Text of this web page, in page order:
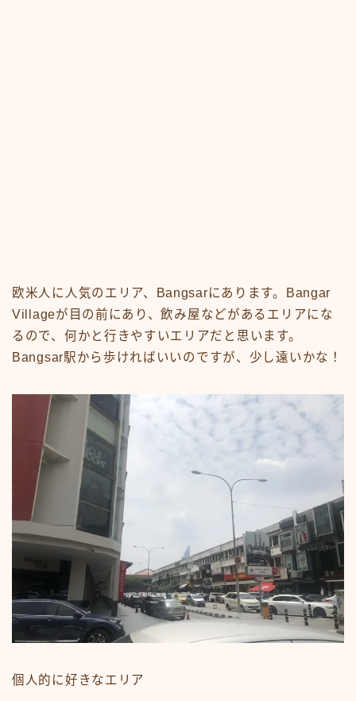
欧米人に人気のエリア、Bangsarにあります。Bangar
Villageが目の前にあり、飲み屋などがあるエリアにな
るので、何かと行きやすいエリアだと思います。
Bangsar駅から歩ければいいのですが、少し遠いかな！
個人的に好きなエリア